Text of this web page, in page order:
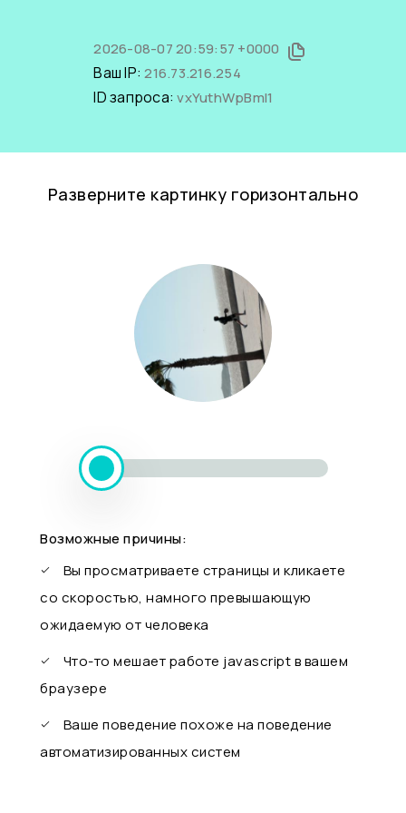
2026-08-07 20:59:57 +0000
Ваш IP:216.73.216.254
ID запроса:vxYuthWpBmI1
Разверните картинку горизонтально
Возможные причины:
Вы просматриваете страницы и кликаете
со скоростью, намного превышающую
ожидаемую от человека
Что-то мешает работе javascript в вашем
браузере
Ваше поведение похоже на поведение
автоматизированных систем